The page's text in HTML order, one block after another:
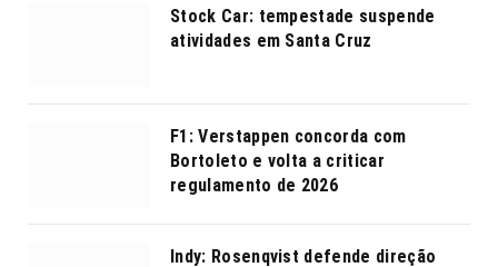
Stock Car: tempestade suspende
atividades em Santa Cruz
F1: Verstappen concorda com
Bortoleto e volta a criticar
regulamento de 2026
Indy: Rosenqvist defende direção